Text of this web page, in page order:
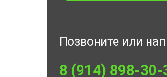
8 (914) 898-30-
Позвоните или